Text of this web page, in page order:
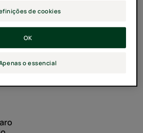
de cookies
o essencial
OK